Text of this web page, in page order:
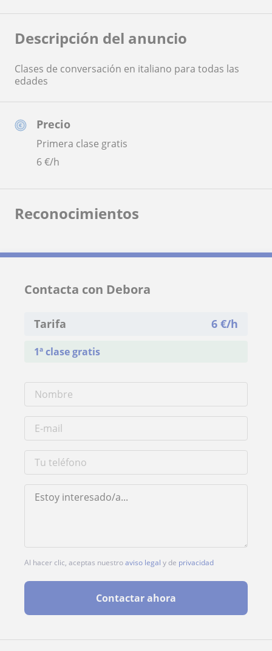
Precio
Primera clase gratis
6€/h
Descripción del anuncio
Clases de conversación en italiano para todas las
edades
Reconocimientos
Contacta con Debora
Tarifa 6 €/h
1ª clase gratis
Al hacer clic, aceptas nuestroaviso legal y de privacidad
Contactar ahora